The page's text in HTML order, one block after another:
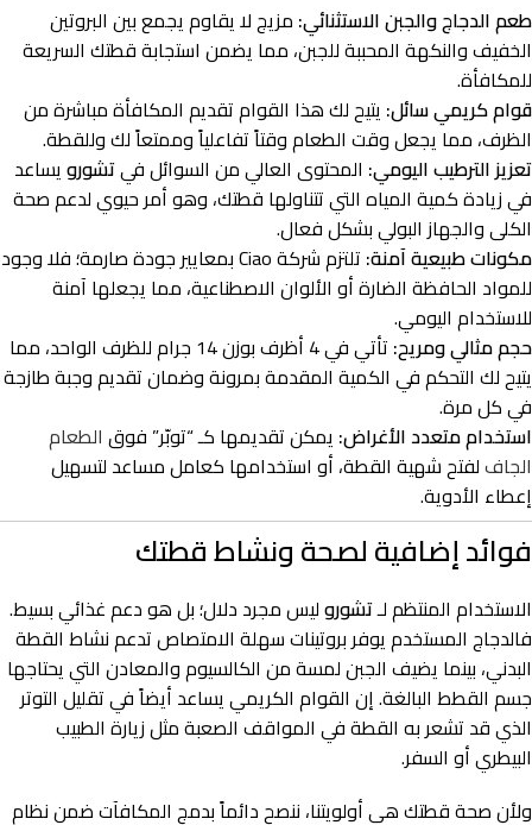
طعم الدجاج والجبن الاستثنائي: مزيج لا يقاوم يجمع بين البروتين
الخفيف والنكهة المحببة للجبن، مما يضمن استجابة قطتك السريعة
للمكافأة.
قوام كريمي سائل: يتيح لك هذا القوام تقديم المكافأة مباشرة من
الظرف، مما يجعل وقت الطعام وقتاً تفاعلياً وممتعاً لك وللقطة.
تعزيز الترطيب اليومي: المحتوى العالي من السوائل فيتشورو يساعد
في زيادة كمية المياه التي تتناولها قطتك، وهو أمر حيوي لدعم صحة
الكلى والجهاز البولي بشكل فعال.
مكونات طبيعية آمنة:
تلتزم شركة Ciao بمعايير جودة صارمة؛ فلا وجود
للمواد الحافظة الضارة أو الألوان الاصطناعية، مما يجعلها آمنة
للاستخدام اليومي.
حجم مثالي ومريح:
تأتي في 4 أظرف بوزن 14 جرام للظرف الواحد، مما
يتيح لك التحكم في الكمية المقدمة بمرونة وضمان تقديم وجبة طازجة
في كل مرة.
استخدام متعدد الأغراض: يمكن تقديمها كـ “توبّر” فوق الطعام
الجافلفتح شهية القطة، أو استخدامها كعامل مساعد لتسهيل
إعطاء الأدوية.
فوائد إضافية لصحة ونشاط قطتك
الاستخدام المنتظم لـتشوروليس مجرد دلال؛ بل هو دعم غذائي بسيط.
فالدجاج المستخدم يوفر بروتينات سهلة الامتصاص تدعم نشاط القطة
البدني، بينما يضيف الجبن لمسة من الكالسيوم والمعادن التي يحتاجها
جسم القطط البالغة. إن القوام الكريمي يساعد أيضاً في تقليل التوتر
الذي قد تشعر به القطة في المواقف الصعبة مثل زيارة الطبيب
البيطري أو السفر.
ولأن صحة قطتك هي أولويتنا، ننصح دائماً بدمج المكافآت ضمن نظام